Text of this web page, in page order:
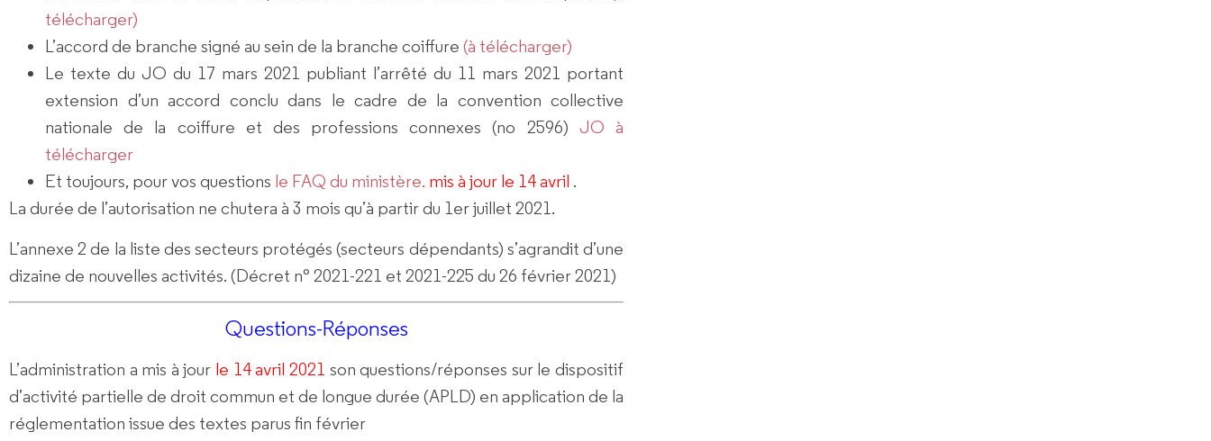
télécharger)
L’accord de branche signé au sein de la branche coiffure (à télécharger)
Le texte du JO du 17 mars 2021 publiant l’arrêté du 11 mars 2021 portant
extension d’un accord conclu dans le cadre de la convention collective
nationale de la coiffure et des professions connexes (no 2596) JO à
télécharger
Et toujours, pour vos questions le FAQ du ministère. mis à jour le 14 avril .
La durée de l’autorisation ne chutera à 3 mois qu’à partir du 1er juillet 2021.
L’annexe 2 de la liste des secteurs protégés (secteurs dépendants) s’agrandit d’une
dizaine de nouvelles activités. (Décret n° 2021-221 et 2021-225 du 26 février 2021)
Questions-Réponses
L’administration a mis à jour le 14 avril 2021 son questions/réponses sur le dispositif
d’activité partielle de droit commun et de longue durée (APLD) en application de la
réglementation issue des textes parus fin février